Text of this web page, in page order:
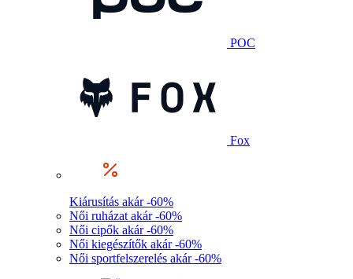
POC
Fox
Kiárusítás akár -60%
Női ruházat akár -60%
Női cipők akár -60%
Női kiegészítők akár -60%
Női sportfelszerelés akár -60%